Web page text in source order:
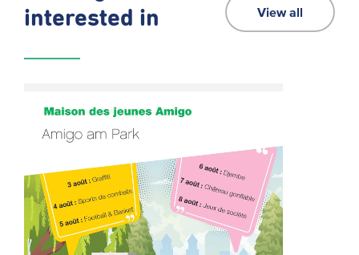
interested in
View all